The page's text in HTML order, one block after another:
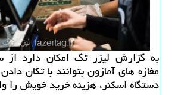
به گزارش لیزر تگ امكان دارد از
مغازه های آمازون بتوانند با تكان
دستگاه اسكنر، هزینه خرید خویش را